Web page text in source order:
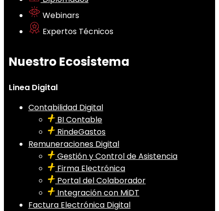
Webinars
Expertos Técnicos
Nuestro Ecosistema
Linea Digital
Contabilidad Digital
BI Contable
RindeGastos
Remuneraciones Digital
Gestión y Control de Asistencia
Firma Electrónica
Portal del Colaborador
Integración con MiDT
Factura Electrónica Digital